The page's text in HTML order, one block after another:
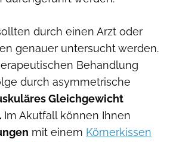
durch einen Arzt oder
genauer untersucht werden.
Behandlung
durch asymmetrische
Gleichgewicht
Im Akutfall können Ihnen
mit einem Körnerkissen